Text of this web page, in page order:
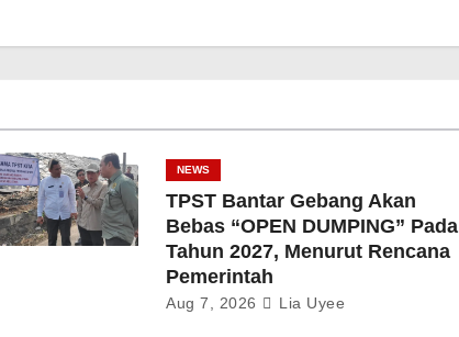
NEWS
TPST Bantar Gebang Akan
Bebas “OPEN DUMPING” Pada
Tahun 2027, Menurut Rencana
Pemerintah
Aug 7, 2026 Lia Uyee